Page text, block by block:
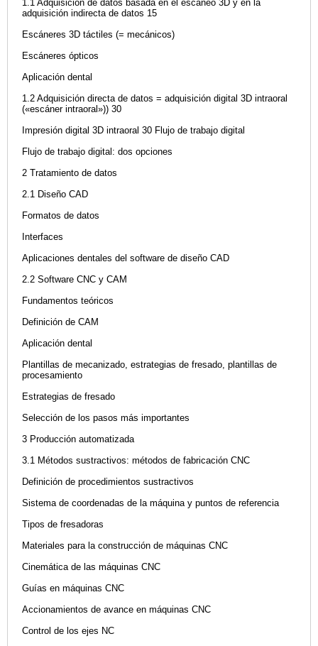
1.1 Adquisición de datos basada en el escaneo 3D y en la
adquisición indirecta de datos 15
Escáneres 3D táctiles (= mecánicos)
Escáneres ópticos
Aplicación dental
1.2 Adquisición directa de datos = adquisición digital 3D intraoral
(«escáner intraoral»)) 30
Impresión digital 3D intraoral 30 Flujo de trabajo digital
Flujo de trabajo digital: dos opciones
2 Tratamiento de datos
2.1 Diseño CAD
Formatos de datos
Interfaces
Aplicaciones dentales del software de diseño CAD
2.2 Software CNC y CAM
Fundamentos teóricos
Definición de CAM
Aplicación dental
Plantillas de mecanizado, estrategias de fresado, plantillas de
procesamiento
Estrategias de fresado
Selección de los pasos más importantes
3 Producción automatizada
3.1 Métodos sustractivos: métodos de fabricación CNC
Definición de procedimientos sustractivos
Sistema de coordenadas de la máquina y puntos de referencia
Tipos de fresadoras
Materiales para la construcción de máquinas CNC
Cinemática de las máquinas CNC
Guías en máquinas CNC
Accionamientos de avance en máquinas CNC
Control de los ejes NC